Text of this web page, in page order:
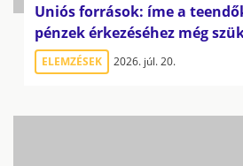
Uniós források: íme a
pénzek érkezéséhez még
ELEMZÉSEK 2026. júl. 20.